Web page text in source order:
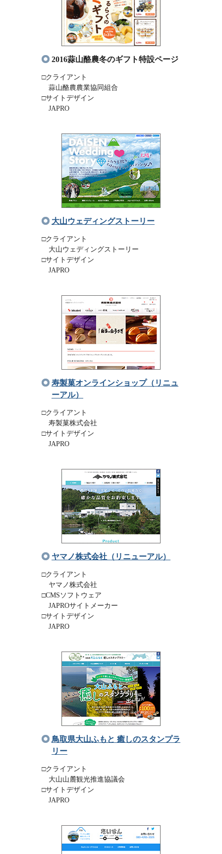
2016蒜山酪農冬のギフト特設ページ
□クライアント
蒜山酪農農業協同組合
□サイトデザイン
JAPRO
大山ウェディングストーリー
□クライアント
大山ウェディングストーリー
□サイトデザイン
JAPRO
寿製菓オンラインショップ（リニュ
ーアル）
□クライアント
寿製菓株式会社
□サイトデザイン
JAPRO
ヤマノ株式会社（リニューアル）
□クライアント
ヤマノ株式会社
□CMSソフトウェア
JAPROサイトメーカー
□サイトデザイン
JAPRO
鳥取県大山ふもと 癒しのスタンプラ
リー
□クライアント
大山山麓観光推進協議会
□サイトデザイン
JAPRO